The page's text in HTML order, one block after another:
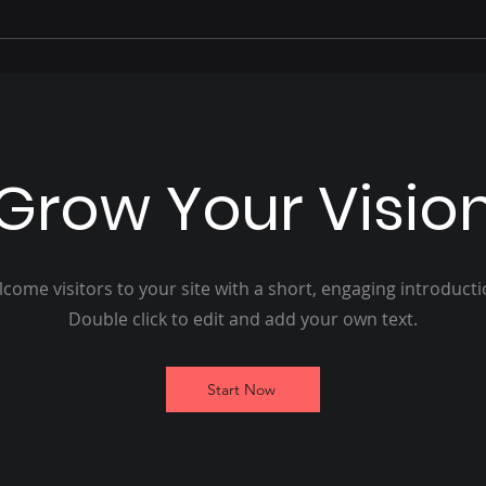
Your
visitors to your site with a short, engaging
Double click to edit and add your own text.
Start Now